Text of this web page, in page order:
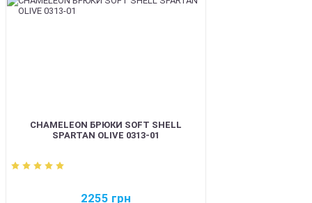
CHAMELEON БРЮКИ SOFT SHELL
SPARTAN OLIVE 0313-01
2255 грн